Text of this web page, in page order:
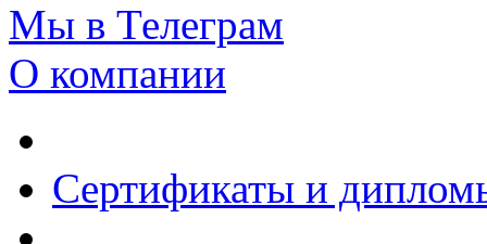
Мы в Телеграм
О компании
Сертификаты и